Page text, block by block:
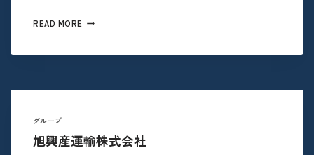
READ MORE
グループ
旭興産運輸株式会社